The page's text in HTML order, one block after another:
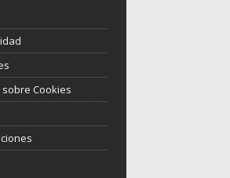
Cookies